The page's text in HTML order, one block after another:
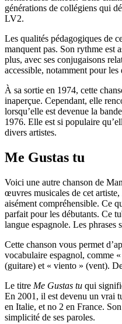
générations de collégiens qui
LV2.
Les qualités pédagogiques de
manquent pas. Son rythme est
plus, avec ses conjugaisons
accessible, notamment pour les
À sa sortie en 1974, cette
inaperçue. Cependant, elle
lorsqu’elle est devenue la
1976. Elle est si populaire
divers artistes.
Me Gustas tu
Voici une autre chanson de
œuvres musicales de cet artiste,
aisément compréhensible. Ce
parfait pour les débutants. Ce
langue espagnole. Les phrases
Cette chanson vous permet
vocabulaire espagnol, comme
(guitare) et « viento » (vent).
Le titre Me Gustas tu qui
En 2001, il est devenu un vrai
en Italie, et no 2 en France.
simplicité de ses paroles.